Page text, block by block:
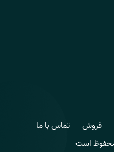
فروش
تماس با ما
است